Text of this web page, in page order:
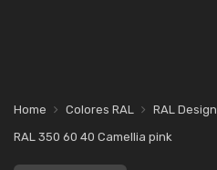
Home Colores RAL RAL Design
RAL 350 60 40 Camellia pink